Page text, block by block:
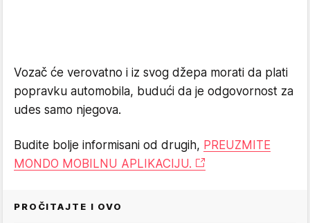
Vozač će verovatno i iz svog džepa morati da plati
popravku automobila, budući da je odgovornost za
udes samo njegova.
Budite bolje informisani od drugih, PREUZMITE
MONDO MOBILNU APLIKACIJU.
PROČITAJTE I OVO